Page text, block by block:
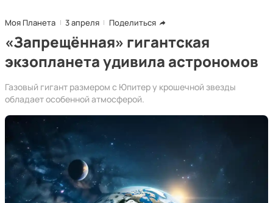
Моя Планета 3 апреля Поделиться
«Запрещённая» гигантская
экзопланета удивила астрономов
Газовый гигант размером с Юпитер у крошечной звезды
обладает особенной атмосферой.